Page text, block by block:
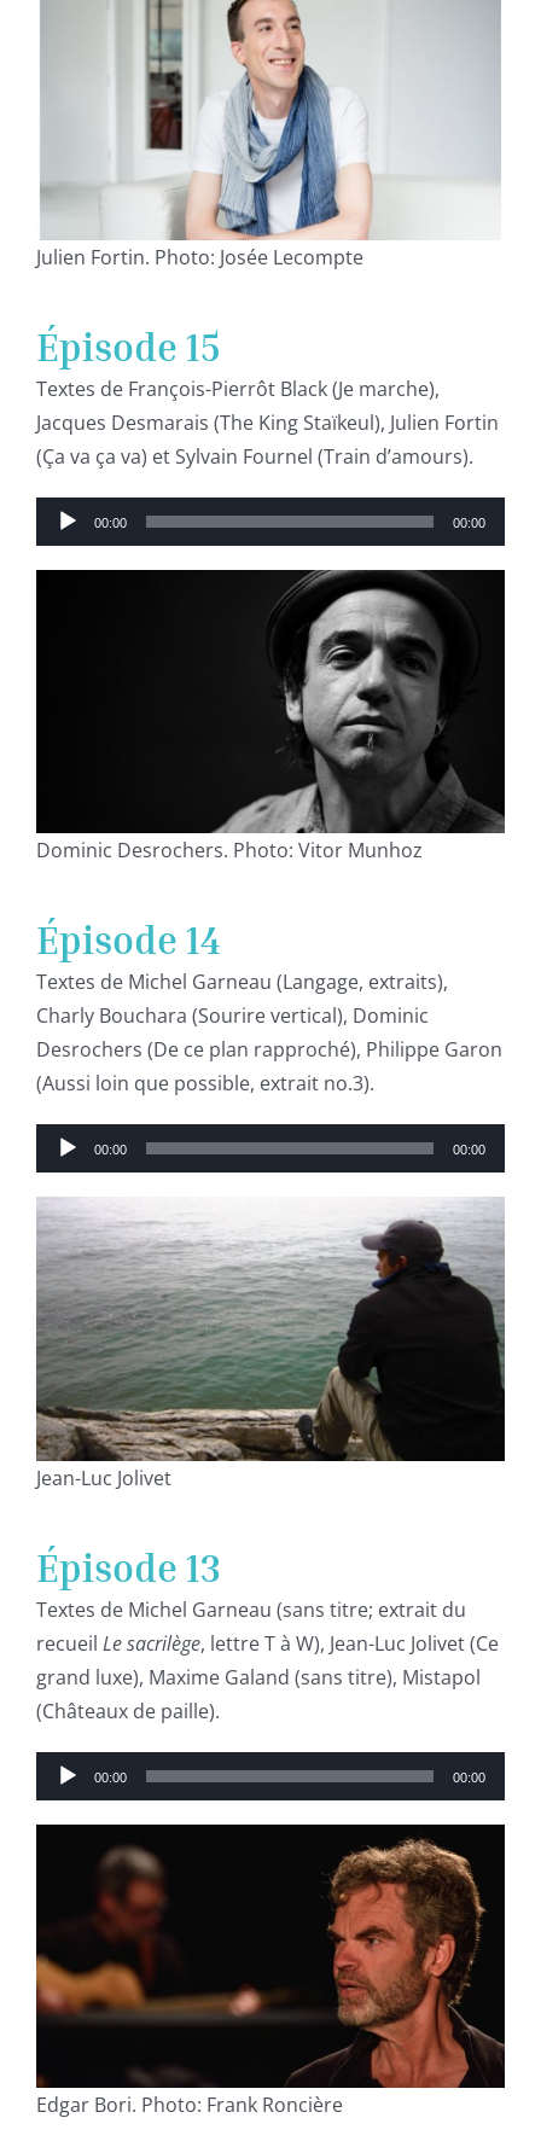
Julien Fortin. Photo: Josée Lecompte
Épisode 15
Textes de François-Pierrôt Black (Je marche),
Jacques Desmarais (The King Staïkeul), Julien Fortin
(Ça va ça va) et Sylvain Fournel (Train d’amours).
Lecteur
audio
00:00 00:00
Dominic Desrochers. Photo: Vitor Munhoz
Épisode 14
Textes de Michel Garneau (Langage, extraits),
Charly Bouchara (Sourire vertical), Dominic
Desrochers (De ce plan rapproché), Philippe Garon
(Aussi loin que possible, extrait no.3).
Lecteur
audio
00:00 00:00
Jean-Luc Jolivet
Épisode 13
Textes de Michel Garneau (sans titre; extrait du
recueil Le sacrilège, lettre T à W), Jean-Luc Jolivet (Ce
grand luxe), Maxime Galand (sans titre), Mistapol
(Châteaux de paille).
Lecteur
audio
00:00 00:00
Edgar Bori. Photo: Frank Roncière